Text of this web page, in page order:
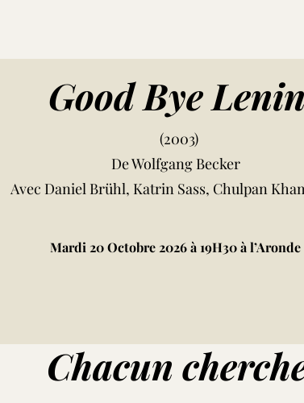
Good Bye Lenin
(2003)
De Wolfgang Becker
Avec Daniel Brühl, Katrin Sass, Chulpan
Mardi 20 Octobre 2026 à 19H30 à l’Aronde
Chacun